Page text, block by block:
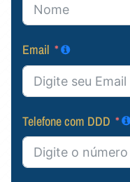
Email
Telefone com DDD